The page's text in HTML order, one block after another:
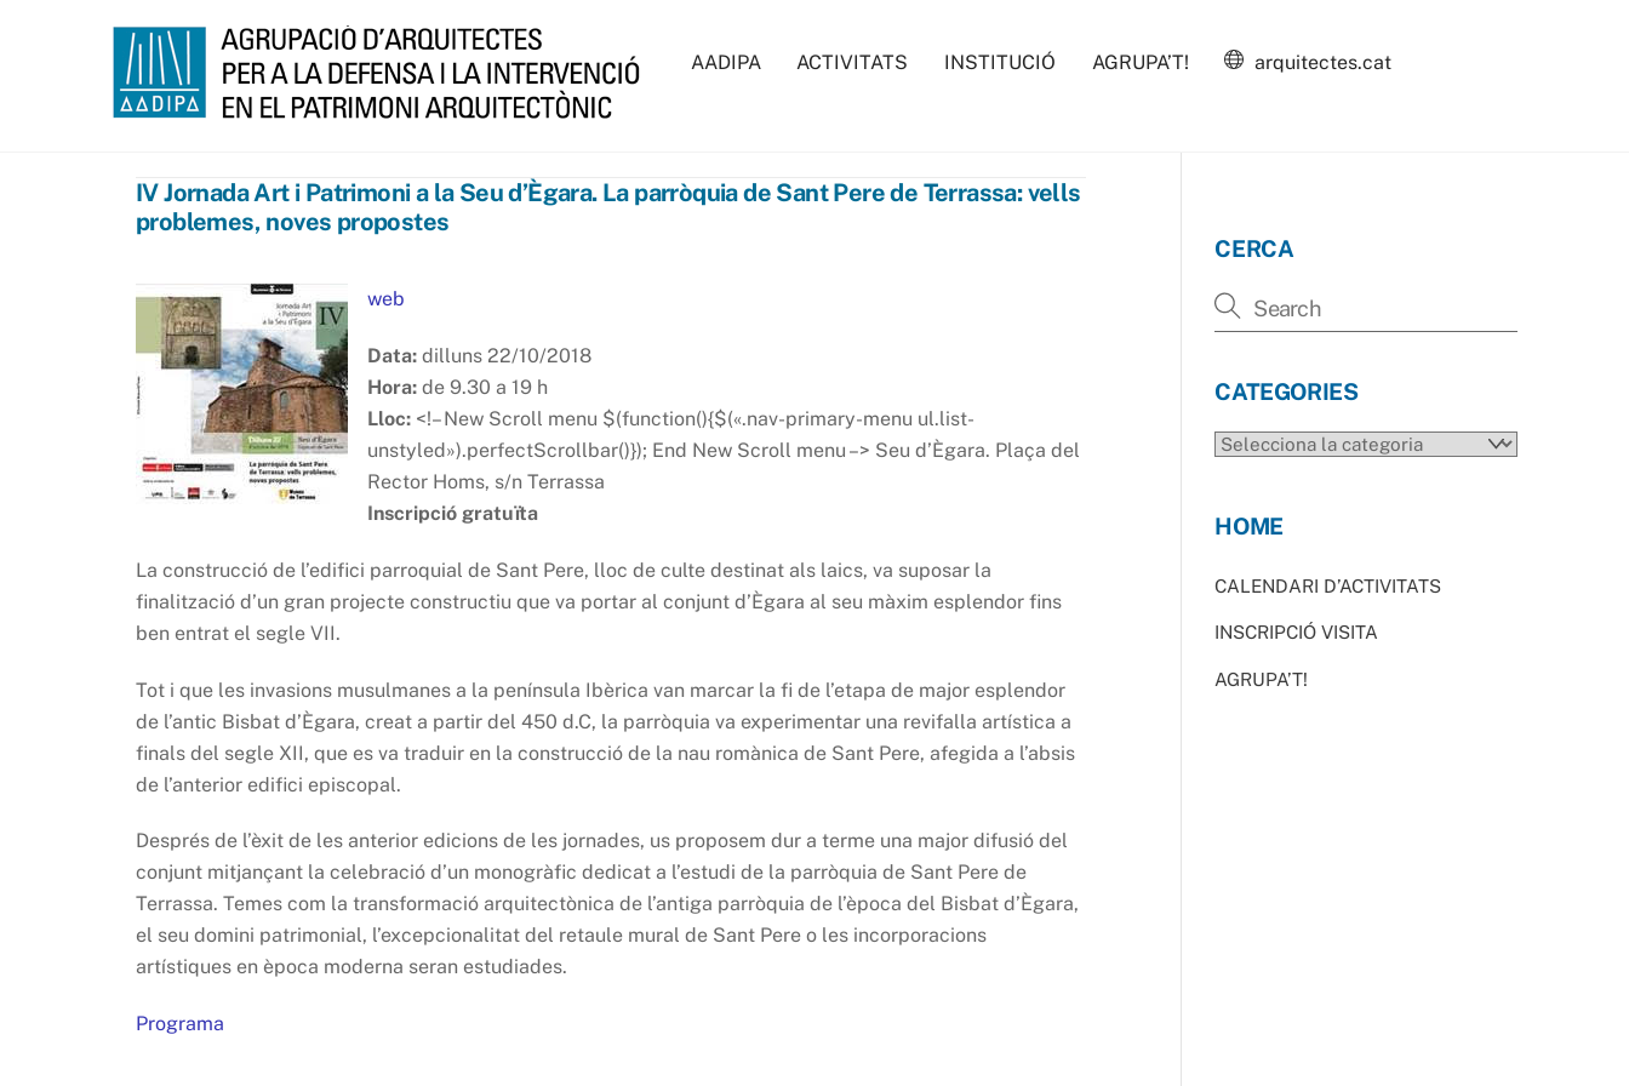
AADIPA ACTIVITATS INSTITUCIÓ AGRUPA’T! arquitectes.cat
IV Jornada Art i Patrimoni a la Seu d’Ègara. La parròquia de Sant Pere de Terrassa: vells
problemes, noves propostes
web
Data: dilluns 22/10/2018
Hora: de 9.30 a 19 h
Lloc: <!– New Scroll menu $(function(){$(«.nav-primary-menu ul.list-
unstyled»).perfectScrollbar()}); End New Scroll menu –> Seu d’Ègara. Plaça del
Rector Homs, s/n Terrassa
Inscripció gratuïta
La construcció de l’edifici parroquial de Sant Pere, lloc de culte destinat als laics, va suposar la
finalització d’un gran projecte constructiu que va portar al conjunt d’Ègara al seu màxim esplendor fins
ben entrat el segle VII.
Tot i que les invasions musulmanes a la península Ibèrica van marcar la fi de l’etapa de major esplendor
de l’antic Bisbat d’Ègara, creat a partir del 450 d.C, la parròquia va experimentar una revifalla artística a
finals del segle XII, que es va traduir en la construcció de la nau romànica de Sant Pere, afegida a l’absis
de l’anterior edifici episcopal.
Després de l’èxit de les anterior edicions de les jornades, us proposem dur a terme una major difusió del
conjunt mitjançant la celebració d’un monogràfic dedicat a l’estudi de la parròquia de Sant Pere de
Terrassa. Temes com la transformació arquitectònica de l’antiga parròquia de l’època del Bisbat d’Ègara,
el seu domini patrimonial, l’excepcionalitat del retaule mural de Sant Pere o les incorporacions
artístiques en època moderna seran estudiades.
Programa
CERCA
CATEGORIES
CATEGORIES
HOME
CALENDARI D’ACTIVITATS
INSCRIPCIÓ VISITA
AGRUPA’T!